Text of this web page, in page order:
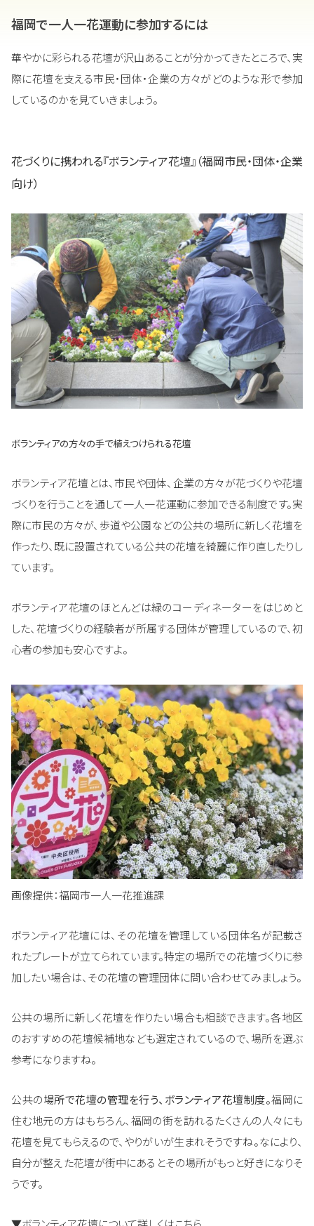
福岡で一人一花運動に参加するには
華やかに彩られる花壇が沢山あることが分かってきたところで、実
際に花壇を支える市民・団体・企業の方々がどのような形で参加
しているのかを見ていきましょう。
花づくりに携われる『ボランティア花壇』（福岡市民・団体・企業
向け）
ボランティアの方々の手で植えつけられる花壇
ボランティア花壇とは、市民や団体、企業の方々が花づくりや花壇
づくりを行うことを通して一人一花運動に参加できる制度です。実
際に市民の方々が、歩道や公園などの公共の場所に新しく花壇を
作ったり、既に設置されている公共の花壇を綺麗に作り直したりし
ています。
ボランティア花壇のほとんどは緑のコーディネーターをはじめと
した、花壇づくりの経験者が所属する団体が管理しているので、初
心者の参加も安心ですよ。
画像提供：福岡市一人一花推進課
ボランティア花壇には、その花壇を管理している団体名が記載さ
れたプレートが立てられています。特定の場所での花壇づくりに参
加したい場合は、その花壇の管理団体に問い合わせてみましょう。
公共の場所に新しく花壇を作りたい場合も相談できます。各地区
のおすすめの花壇候補地なども選定されているので、場所を選ぶ
参考になりますね。
公共の場所で花壇の管理を行う、ボランティア花壇制度。福岡に
住む地元の方はもちろん、福岡の街を訪れるたくさんの人々にも
花壇を見てもらえるので、やりがいが生まれそうですね。なにより、
自分が整えた花壇が街中にあるとその場所がもっと好きになりそ
うです。